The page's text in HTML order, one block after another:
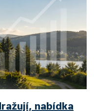
nabídka